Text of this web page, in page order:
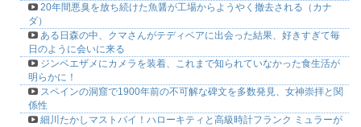
20年間悪臭を放ち続けた魚醤が工場からようやく撤去される（カナ
ダ）
ある日森の中、クマさんがテディベアに出会った結果、好きすぎて毎
日のように会いに来る
ジンベエザメにカメラを装着、これまで知られていなかった食生活が
明らかに！
スペインの洞窟で1900年前の不可解な碑文を多数発見、女神崇拝と関
係性
細川たかしマストバイ！ハローキティと高級時計フランク ミュラーが